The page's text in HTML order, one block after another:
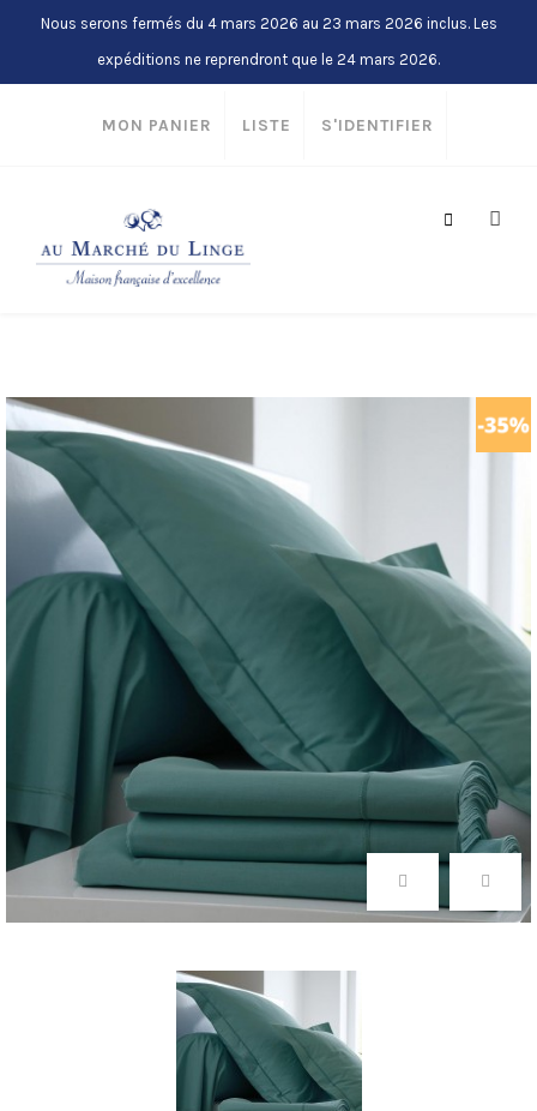
Nous serons fermés du 4 mars 2026 au 23 mars 2026 inclus. Les
expéditions ne reprendront que le 24 mars 2026.
MON PANIER LISTE S'IDENTIFIER